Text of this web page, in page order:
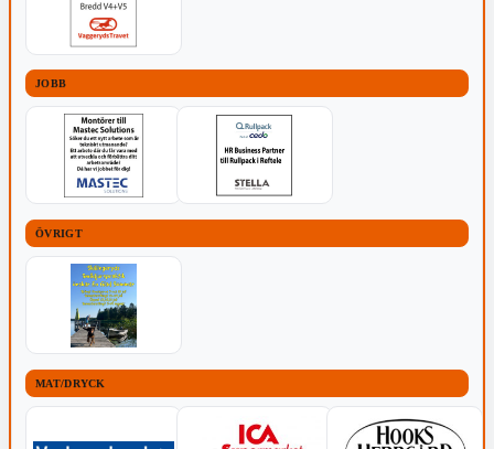
JOBB
ÖVRIGT
MAT/DRYCK